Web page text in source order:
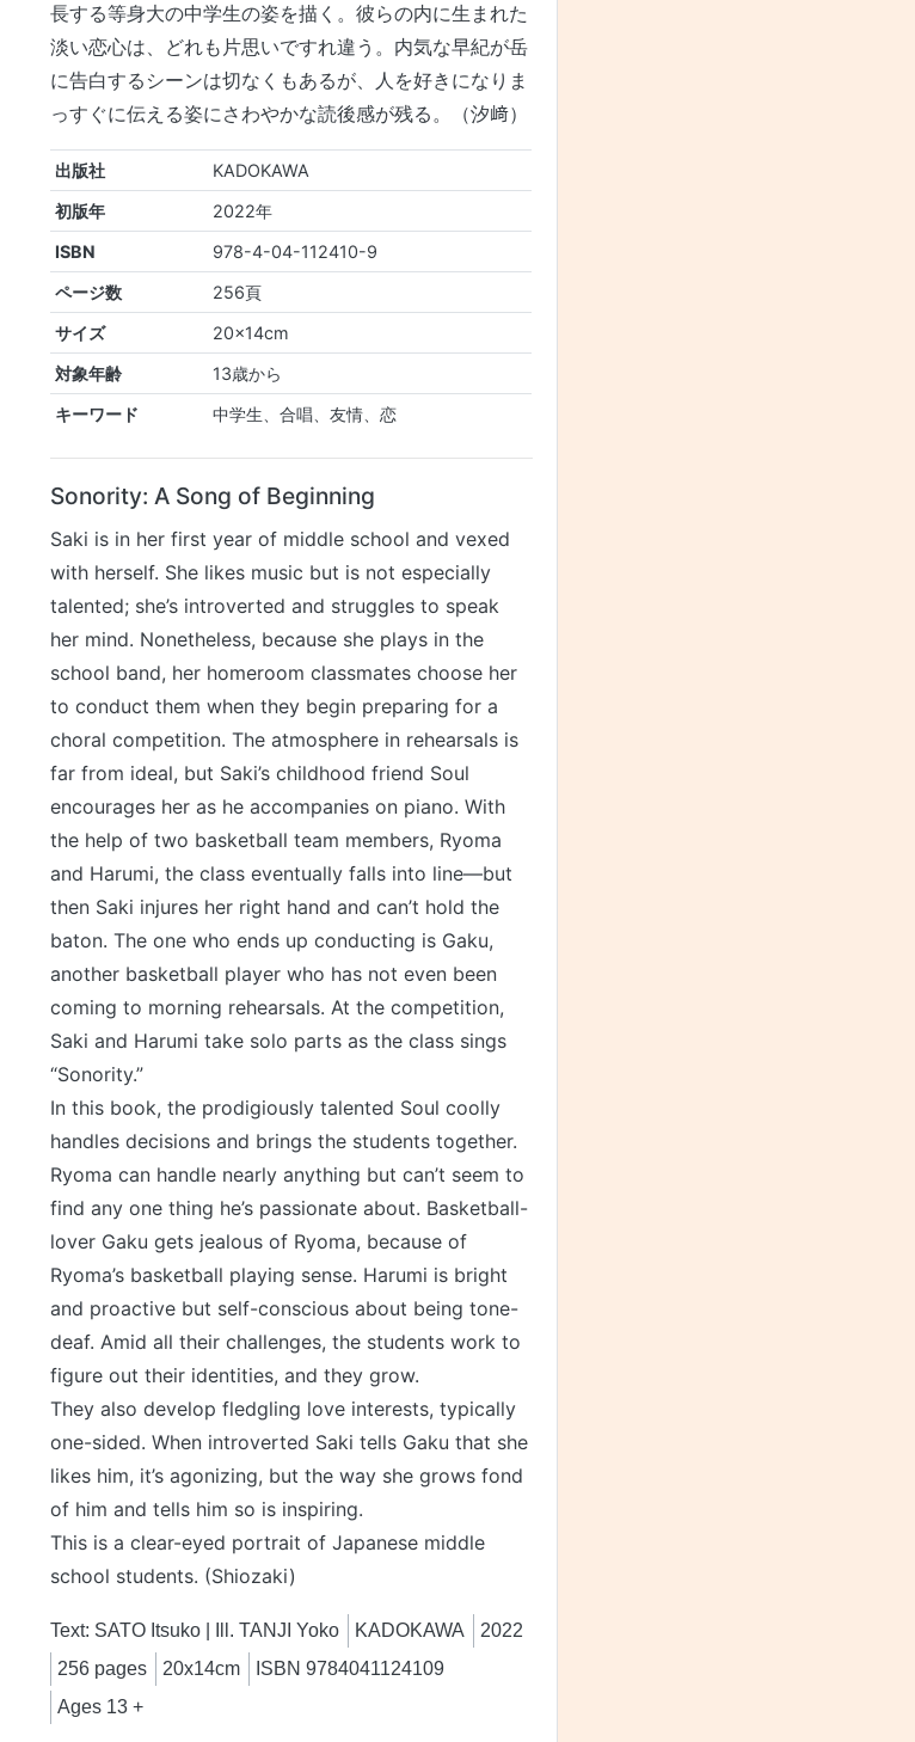
長する等身大の中学生の姿を描く。彼らの内に生まれた
淡い恋心は、どれも片思いですれ違う。内気な早紀が岳
に告白するシーンは切なくもあるが、人を好きになりま
っすぐに伝える姿にさわやかな読後感が残る。（汐﨑）
出版社
KADOKAWA
初版年
2022年
ISBN
978-4-04-112410-9
ページ数
256頁
サイズ
20x14cm
対象年齢
13歳から
キーワード
中学生、合唱、友情、恋
Sonority: A Song of Beginning
Saki is in her first year of middle school and vexed
with herself. She likes music but is not especially
talented; she’s introverted and struggles to speak
her mind. Nonetheless, because she plays in the
school band, her homeroom classmates choose her
to conduct them when they begin preparing for a
choral competition. The atmosphere in rehearsals is
far from ideal, but Saki’s childhood friend Soul
encourages her as he accompanies on piano. With
the help of two basketball team members, Ryoma
and Harumi, the class eventually falls into line—but
then Saki injures her right hand and can’t hold the
baton. The one who ends up conducting is Gaku,
another basketball player who has not even been
coming to morning rehearsals. At the competition,
Saki and Harumi take solo parts as the class sings
“Sonority.”
In this book, the prodigiously talented Soul coolly
handles decisions and brings the students together.
Ryoma can handle nearly anything but can’t seem to
find any one thing he’s passionate about. Basketball-
lover Gaku gets jealous of Ryoma, because of
Ryoma’s basketball playing sense. Harumi is bright
and proactive but self-conscious about being tone-
deaf. Amid all their challenges, the students work to
figure out their identities, and they grow.
They also develop fledgling love interests, typically
one-sided. When introverted Saki tells Gaku that she
likes him, it’s agonizing, but the way she grows fond
of him and tells him so is inspiring.
This is a clear-eyed portrait of Japanese middle
school students. (Shiozaki)
Text: SATO Itsuko | Ill. TANJI Yoko KADOKAWA
2022
256 pages
20x14cm
ISBN 9784041124109
Ages 13 +